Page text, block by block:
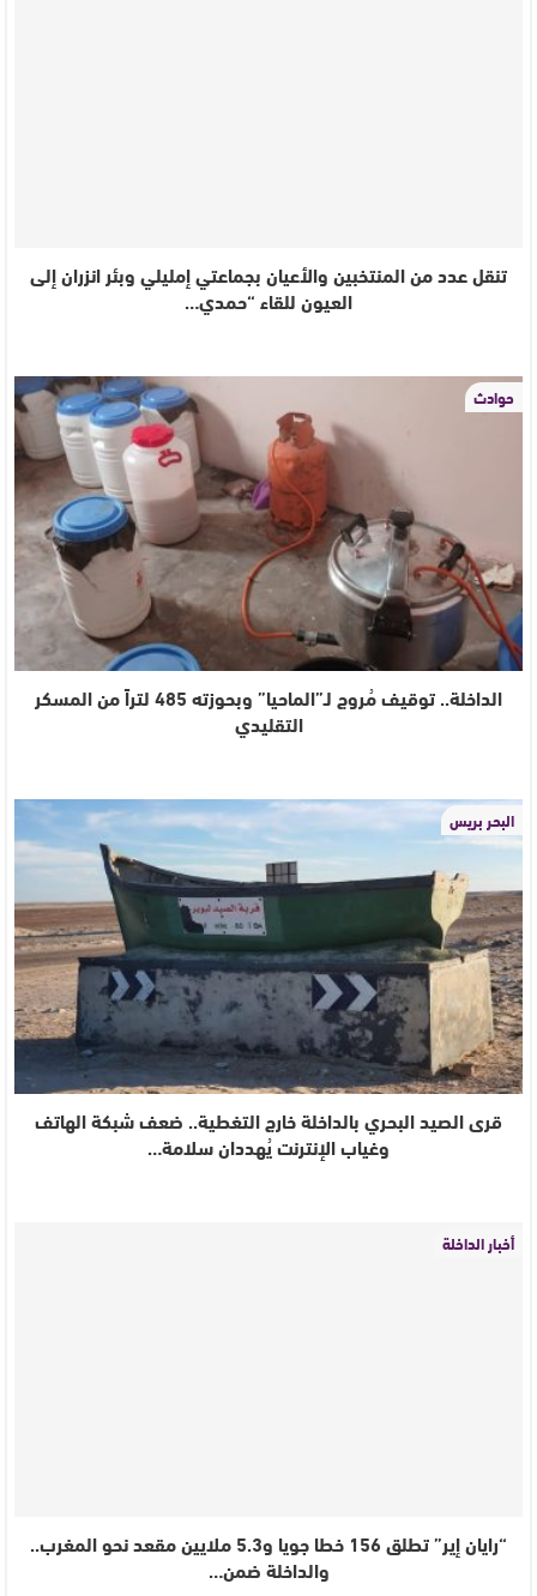
تنقل عدد من المنتخبين والأعيان بجماعتي إمليلي وبئر انزران إلى
العيون للقاء “حمدي…
حوادث
الداخلة.. توقيف مُروج لـ”الماحيا” وبحوزته 485 لتراً من المسكر
التقليدي
البحر بريس
قرى الصيد البحري بالداخلة خارج التغطية.. ضعف شبكة الهاتف
وغياب الإنترنت يُهددان سلامة…
أخبار الداخلة
“رايان إير” تطلق 156 خطا جويا و5.3 ملايين مقعد نحو المغرب..
والداخلة ضمن…